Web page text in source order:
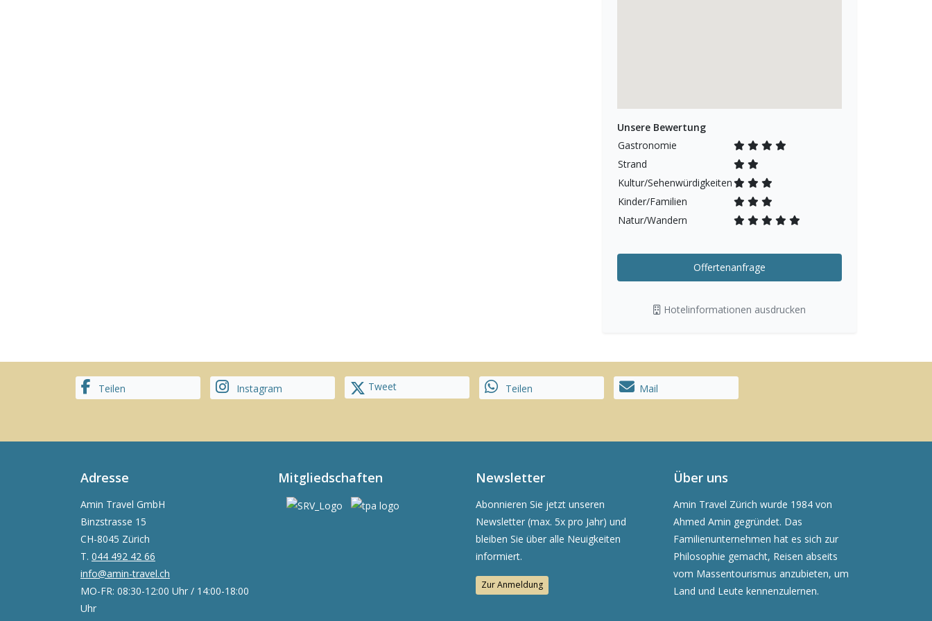
Unsere Bewertung
Gastronomie
Strand
Kultur/Sehenwürdigkeiten
Kinder/Familien
Natur/Wandern
Offertenanfrage
Hotelinformationen ausdrucken
Teilen Instagram Tweet Teilen Mail
Adresse
Amin Travel GmbH
Binzstrasse 15
CH-8045 Zürich
T. 044 492 42 66
info@amin-travel.ch
MO-FR: 08:30-12:00 Uhr / 14:00-18:00
Uhr
Mitgliedschaften Newsletter
Abonnieren Sie jetzt unseren
Newsletter (max. 5x pro Jahr) und
bleiben Sie über alle Neuigkeiten
informiert.
Zur Anmeldung
Über uns
Amin Travel Zürich wurde 1984 von
Ahmed Amin gegründet. Das
Familienunternehmen hat es sich zur
Philosophie gemacht, Reisen abseits
vom Massentourismus anzubieten, um
Land und Leute kennenzulernen.